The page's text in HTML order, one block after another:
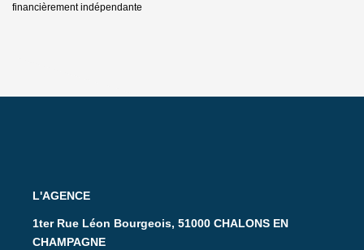
financièrement indépendante
L'AGENCE
1ter Rue Léon Bourgeois, 51000 CHALONS EN
CHAMPAGNE